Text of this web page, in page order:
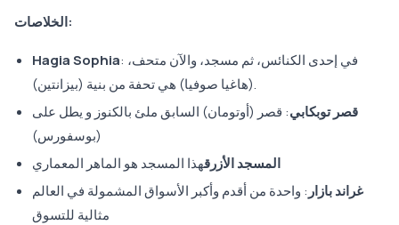
الخلاصات:
Hagia Sophia: في إحدى الكنائس، ثم مسجد، والآن متحف،
(هاغيا صوفيا) هي تحفة من بنية (بيزانتين).
قصر توبكابي: قصر (أوتومان) السابق ملئ بالكنوز و يطل على
(بوسفورس)
المسجد الأزرقهذا المسجد هو الماهر المعماري
غراند بازار : واحدة من أقدم وأكبر الأسواق المشمولة في العالم
مثالية للتسوق